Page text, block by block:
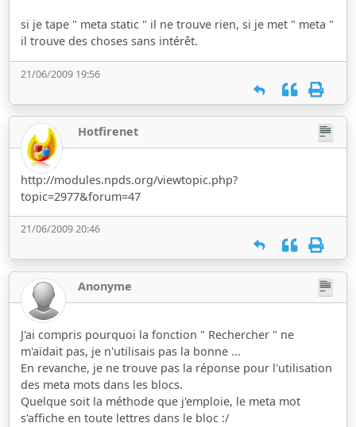
si je tape " meta static " il ne trouve rien, si je met " meta "
il trouve des choses sans intérêt.
21/06/2009 19:56
Hotfirenet
http://modules.npds.org/viewtopic.php?
topic=2977&forum=47
21/06/2009 20:46
Anonyme
J'ai compris pourquoi la fonction " Rechercher " ne
m'aidait pas, je n'utilisais pas la bonne ...
En revanche, je ne trouve pas la réponse pour l'utilisation
des meta mots dans les blocs.
Quelque soit la méthode que j'emploie, le meta mot
s'affiche en toute lettres dans le bloc :/